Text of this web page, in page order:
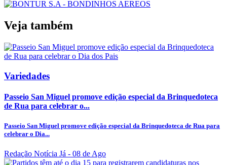
Veja também
Variedades
Passeio San Miguel promove edição especial da Brinquedoteca
de Rua para celebrar o...
Passeio San Miguel promove edição especial da Brinquedoteca de Rua para
celebrar o Dia...
Redação Notícia Já - 08 de Ago